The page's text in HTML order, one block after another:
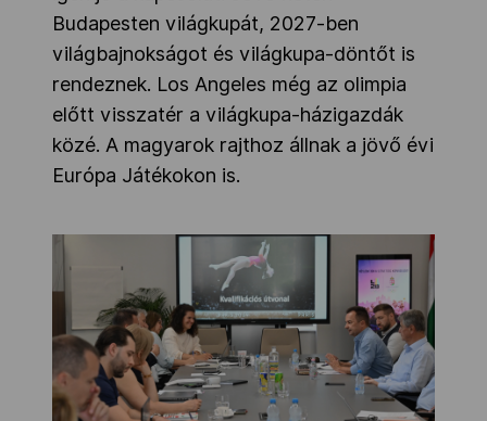
Budapesten világkupát, 2027-ben
világbajnokságot és világkupa-döntőt is
rendeznek. Los Angeles még az olimpia
előtt visszatér a világkupa-házigazdák
közé. A magyarok rajthoz állnak a jövő évi
Európa Játékokon is.